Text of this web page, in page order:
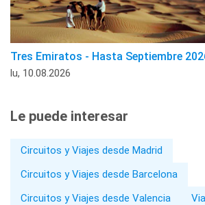
Tres Emiratos - Hasta Septiembre
lu, 10.08.2026
Le puede interesar
Circuitos y Viajes desde Madrid
Circuitos y Viajes desde Barcelona
Circuitos y Viajes desde Valencia